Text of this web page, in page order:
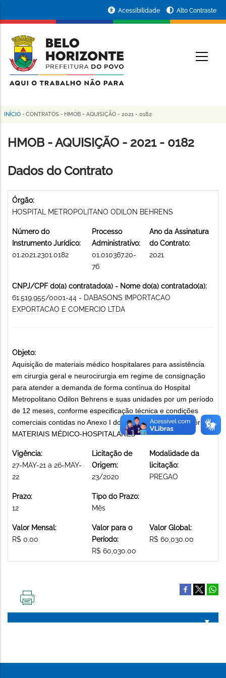
conteúdo
principal
da
Prefeitura
de
Horizonte
Acessibilidade Alto Contraste
Trilha
de
INÍCIO - CONTRATOS - HMOB - AQUISIÇÃO - 2021 - 0182
HMOB - AQUISIÇÃO - 2021 - 0182
Dados do Contrato
Órgão:
HOSPITAL METROPOLITANO ODILON BEHRENS
Número do
Instrumento Jurídico:
01.2021.2301.0182
Processo
Administrativo:
01.010367.20-
76
Ano da Assinatura
do Contrato:
2021
CNPJ/CPF do(a) contratado(a) - Nome do(a) contratado(a):
61.519.955/0001-44 - DABASONS IMPORTACAO
EXPORTACAO E COMERCIO LTDA
Objeto:
Aquisição de materiais médico hospitalares para assistência
em cirurgia geral e neurocirurgia em regime de consignação
para atender a demanda de forma contínua do Hospital
Metropolitano Odilon Behrens e suas unidades por um período
de 12 meses, conforme especificação técnica e condições
comerciais contidas no Anexo I do Instrumento Convocatório.
MATERIAIS MÉDICO-HOSPITALARES
Vigência:
27-MAY-21 a 26-MAY-
22
Licitação de
Origem:
23/2020
Modalidade da
licitação:
PREGAO
Prazo:
12
Tipo do Prazo:
Mês
Valor Mensal:
R$ 0.00
Valor para o
Período:
R$ 60,030.00
Valor Global:
R$ 60,030.00
PÁGINA